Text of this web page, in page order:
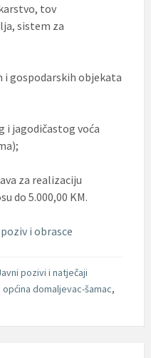
tov
sistem za
i gospodarskih objekata
i jagodičastog voća
za realizaciju
do 5.000,00 KM.
i obrasce
pozivi i natječaji
općina domaljevac-šamac,